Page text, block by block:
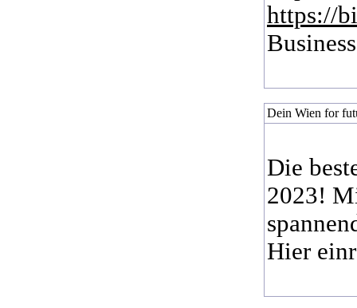
https://
Dein Wien for
Die
2023!
Hier